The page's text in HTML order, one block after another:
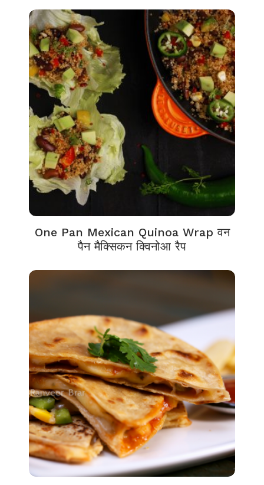
One Pan Mexican Quinoa Wrap वन
पैन मैक्सिकन क्विनोआ रैप